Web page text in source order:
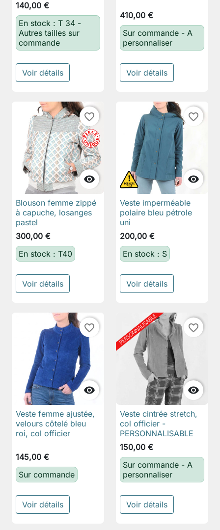
140,00 €
En stock : T 34 -
Autres tailles sur
commande
Voir détails
410,00 €
Sur commande - A
personnaliser
Voir détails

favorite_border
Blouson femme zippé
à capuche, losanges
pastel
300,00 €
En stock : T40
Voir détails

favorite_border
Veste imperméable
polaire bleu pétrole
uni
200,00 €
En stock : S
Voir détails

favorite_border
Veste femme ajustée,
velours côtelé bleu
roi, col officier
145,00 €
Sur commande
Voir détails

favorite_border
Veste cintrée stretch,
col officier -
PERSONNALISABLE
150,00 €
Sur commande - A
personnaliser
Voir détails